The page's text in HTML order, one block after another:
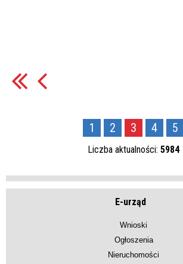
1 2 3 4 5
Liczba aktualności: 5984
E-urząd
Wnioski
Ogłoszenia
Nieruchomości